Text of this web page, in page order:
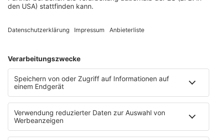
Techno
Trance
Podcast
Pop Crimes
The Story / Loveparade
90er Kids mit Oli.P